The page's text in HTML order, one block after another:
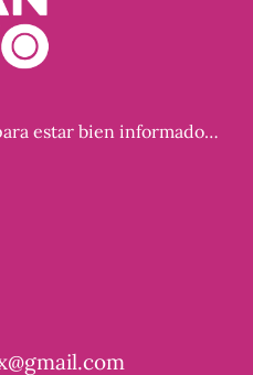
estar bien informado…